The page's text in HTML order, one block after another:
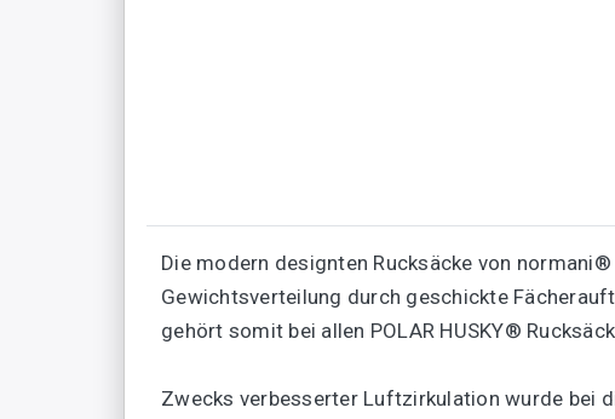
Die modern designten Rucksäcke von
Gewichtsverteilung durch geschickte
gehört somit bei allen POLAR HUSKY®
Zwecks verbesserter Luftzirkulation wurde bei